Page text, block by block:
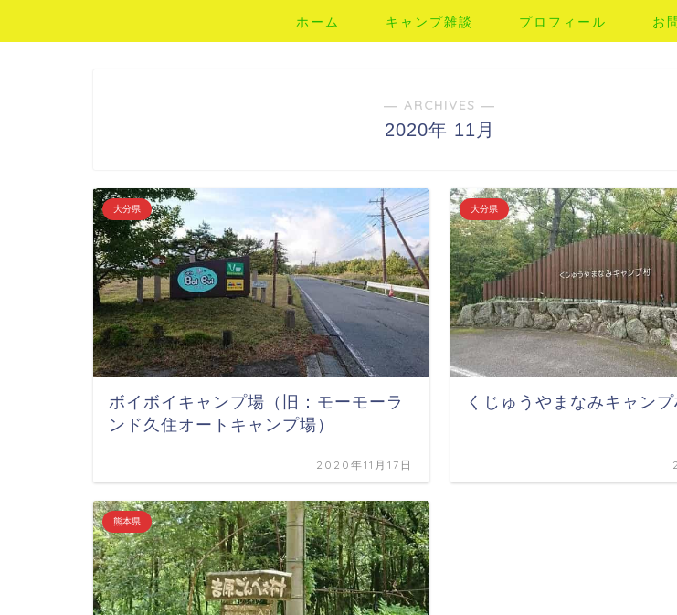
ホーム キャンプ雑談 プロフィール お
― ARCHIVES ―
2020年 11月
大分県
ボイボイキャンプ場（旧：モーモーラ
ンド久住オートキャンプ場）
2020年11月17日
大分県
くじゅうやまなみキャンプ
熊本県